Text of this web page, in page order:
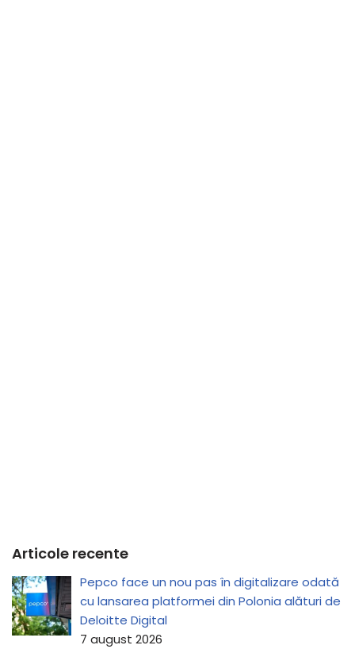
Articole recente
Pepco face un nou pas în digitalizare odată
cu lansarea platformei din Polonia alături de
Deloitte Digital
7 august 2026